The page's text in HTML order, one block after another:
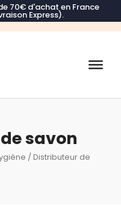
70€ d'achat en France
Express).
savon
/ Distributeur de